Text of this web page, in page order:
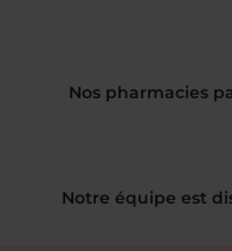
Nos pharmacies
Notre équipe est